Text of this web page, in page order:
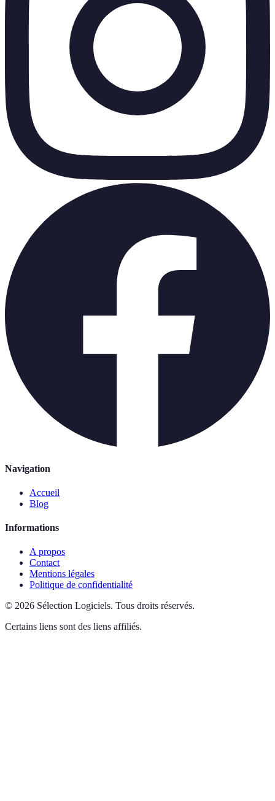
Navigation
Accueil
Blog
Informations
A propos
Contact
Mentions légales
Politique de confidentialité
© 2026 Sélection Logiciels. Tous droits réservés.
Certains liens sont des liens affiliés.